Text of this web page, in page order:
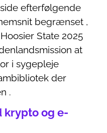
efterfølgende
begrænset ,
State 2025
at
i sygepleje
der
.
krypto og e-